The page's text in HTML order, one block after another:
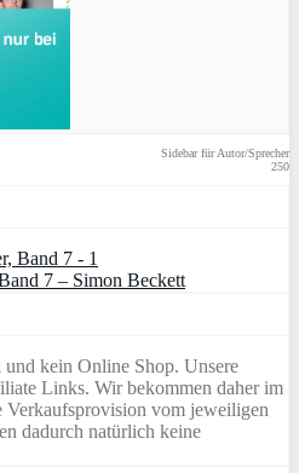
Sidebar für Autor/Sprecher
250
7 – Simon Beckett
kein Online Shop. Unsere
Links. Wir bekommen daher im
Verkaufsprovision vom jeweiligen
dadurch natürlich keine